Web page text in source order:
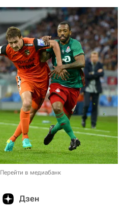
Перейти в медиабанк
Дзен